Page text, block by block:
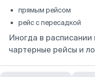
прямым рейсом
рейс с пересадкой
Иногда в расписании
чартерные рейсы и